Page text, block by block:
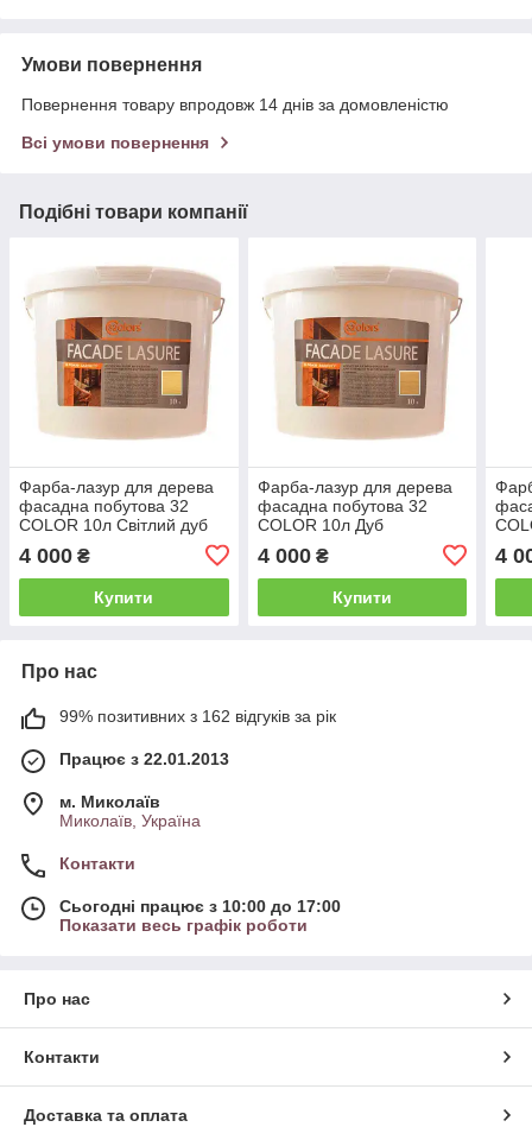
Умови повернення
Повернення товару впродовж 14 днів за домовленістю
Всі умови повернення
Подібні товари компанії
Фарба-лазур для дерева
фасадна побутова 32
COLOR 10л Світлий дуб
4 000 ₴
Купити
Фарба-лазур для дерева
фасадна побутова 32
COLOR 10л Дуб
4 000₴
Купити
4
Про нас
99% позитивних з 162 відгуків за рік
Працює з 22.01.2013
м. Миколаїв
Миколаїв, Україна
Контакти
Сьогодні працює з 10:00 до 17:00
Показати весь графік роботи
Про нас
Контакти
Доставка та оплата